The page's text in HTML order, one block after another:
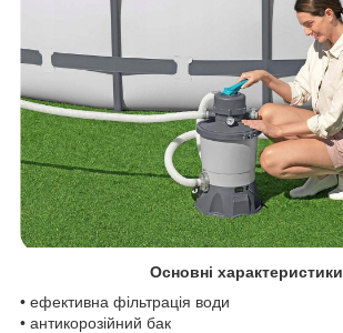
Основні характеристики
• ефективна фільтрація води
• антикорозійний бак